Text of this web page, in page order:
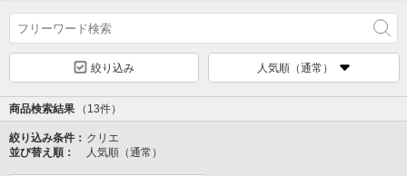
絞り込み 人気順（通常）
商品検索結果 （13件）
絞り込み条件： クリエ
並び替え順：
人気順（通常）